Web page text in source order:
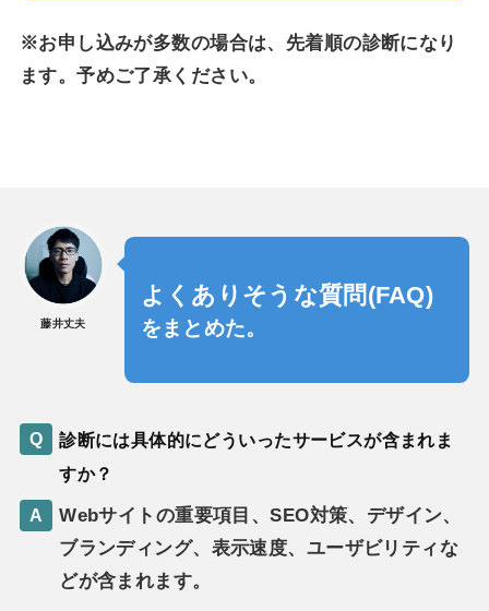
※お申し込みが多数の場合は、先着順の診断になり
ます。予めご了承ください。
藤井丈夫
よくありそうな質問(FAQ)
をまとめた。
診断には具体的にどういったサービスが含まれま
すか？
Webサイトの重要項目、SEO対策、デザイン、
ブランディング、表示速度、ユーザビリティな
どが含まれます。